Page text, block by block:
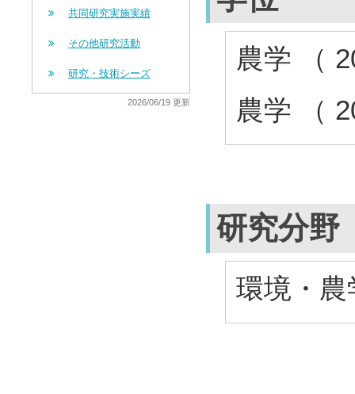
共同研究実施実績
その他研究活動
研究・技術シーズ
2026/06/19 更新
農学 （
農学 （
研究分野
環境・